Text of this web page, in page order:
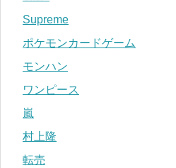
Supreme
ポケモンカードゲーム
モンハン
ワンピース
嵐
村上隆
転売